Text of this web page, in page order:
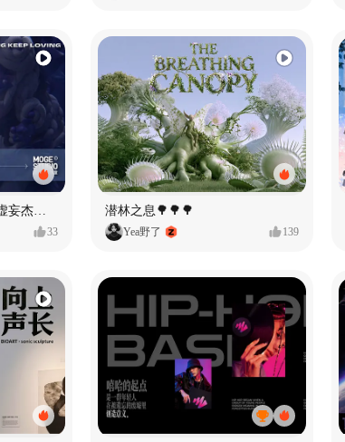
Identity V × moge.tv | 【虚妄杰作时装】“小女孩”
33
潜林之息🌳🌳🌳
Yea野了 139